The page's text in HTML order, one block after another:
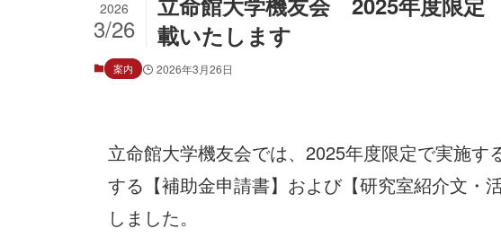
載いたします
2026
3/26
案内 2026年3月26日
立命館大学機友会では、2025年度限定で実施
する【補助金申請書】および【研究室紹介文・
しました。